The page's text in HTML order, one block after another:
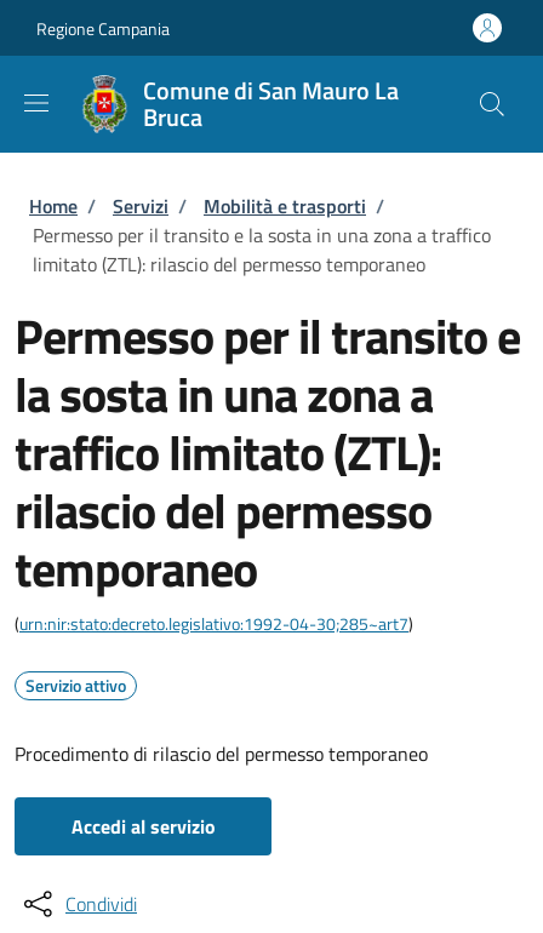
Regione Campania
Comune di San Mauro La
Bruca
Briciole di pane
Home / Servizi / Mobilità e trasporti /
Permesso per il transito e la sosta in una zona a traffico
limitato (ZTL): rilascio del permesso temporaneo
Permesso per il transito e
la sosta in una zona a
traffico limitato (ZTL):
rilascio del permesso
temporaneo
(urn:nir:stato:decreto.legislativo:1992-04-30;285~art7)
Servizio attivo
Procedimento di rilascio del permesso temporaneo
Accedi al servizio
Condividi